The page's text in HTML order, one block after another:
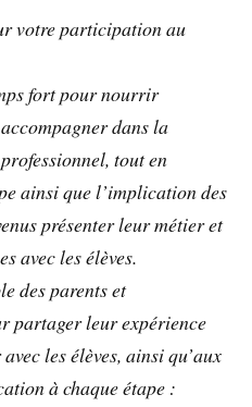
votre participation au
fort pour nourrir
dans la
tout en
ainsi que l’implication des
présenter leur métier et
avec les élèves.
des parents et
partager leur expérience
les élèves, ainsi qu’aux
à chaque étape :